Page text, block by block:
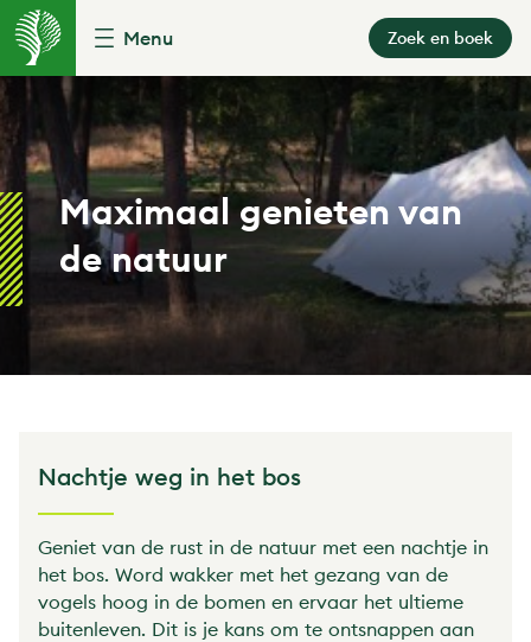
Menu Zoek en boek
Maximaal genieten van
de natuur
Nachtje weg in het bos
Geniet van de rust in de natuur met een nachtje in
het bos. Word wakker met het gezang van de
vogels hoog in de bomen en ervaar het ultieme
buitenleven. Dit is je kans om te ontsnappen aan